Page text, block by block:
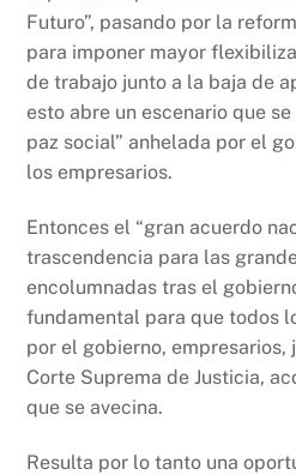
Futuro”, pasando por la
para imponer mayor
de trabajo junto a la baja de
esto abre un escenario que
paz social” anhelada por el
los empresarios.
Entonces el “gran acuerdo
trascendencia para las
encolumnadas tras el
fundamental para que todos
por el gobierno, empresarios,
Corte Suprema de Justicia,
que se avecina.
Resulta por lo tanto una